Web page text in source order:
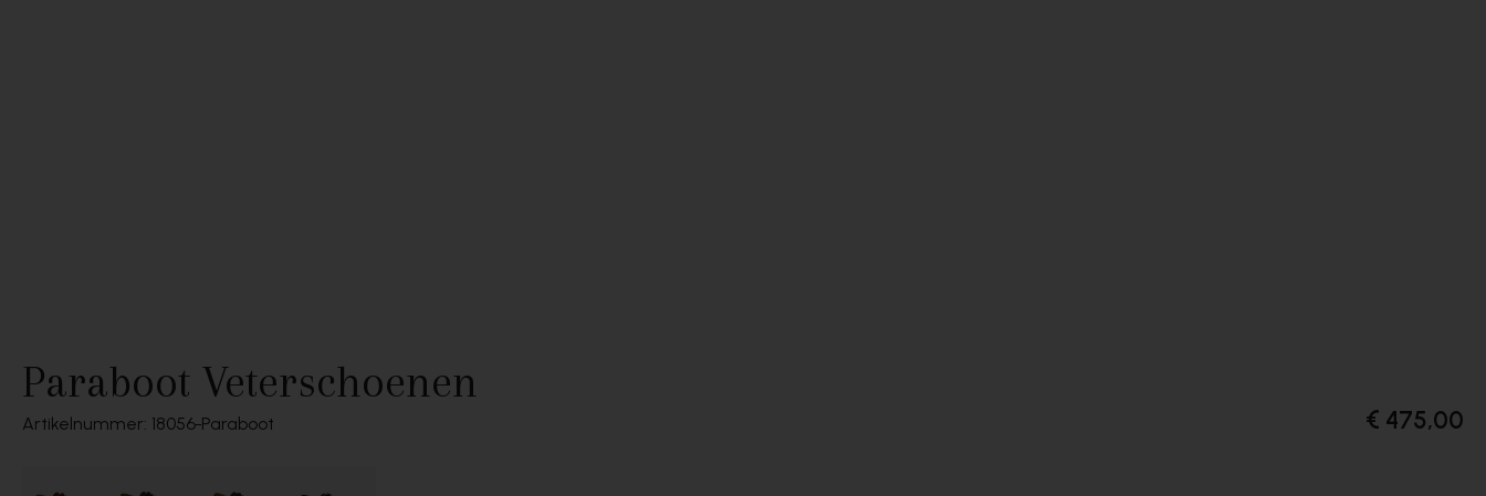
Paraboot Veterschoenen
Artikelnummer: 18056 Paraboot € 475,00